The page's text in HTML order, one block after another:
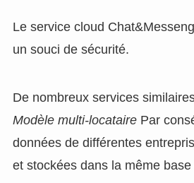
Le service cloud
un souci de sécurité.
De nombreux services
Modèle multi-locatairePar
données de différentes
et stockées dans la même